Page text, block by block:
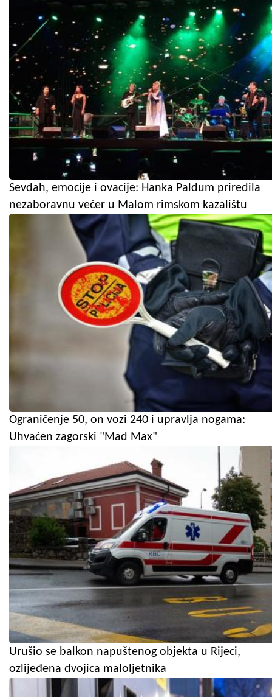
Sevdah, emocije i ovacije: Hanka Paldum priredila
nezaboravnu večer u Malom rimskom kazalištu
Ograničenje 50, on vozi 240 i upravlja nogama:
Uhvaćen zagorski "Mad Max"
Urušio se balkon napuštenog objekta u Rijeci,
ozlijeđena dvojica maloljetnika